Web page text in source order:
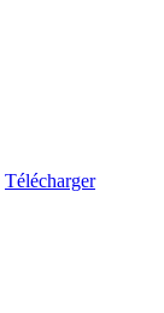
Télécharger